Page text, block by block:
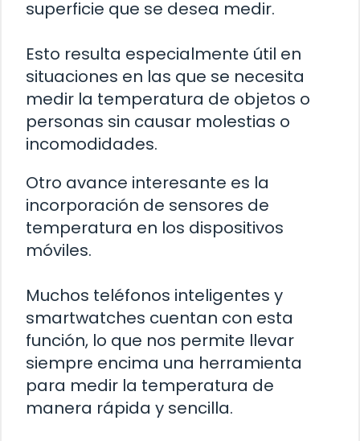
superficie que se desea medir.
Esto resulta especialmente útil en
situaciones en las que se necesita
medir la temperatura de objetos o
personas sin causar molestias o
incomodidades.
Otro avance interesante es la
incorporación de sensores de
temperatura en los dispositivos
móviles.
Muchos teléfonos inteligentes y
smartwatches cuentan con esta
función, lo que nos permite llevar
siempre encima una herramienta
para medir la temperatura de
manera rápida y sencilla.